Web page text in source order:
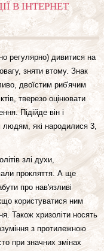
В ІНТЕРНЕТ
регулярно) дивитися на
зняти втому. Знак
двоїстим риб'ячим
тверезо оцінювати
Підійде він і
людям, які народилися 3,
злі духи,
прокляття. А ще
про нав'язливі
користуватися ним
Також хризоліти носять
з протилежною
при значних змінах